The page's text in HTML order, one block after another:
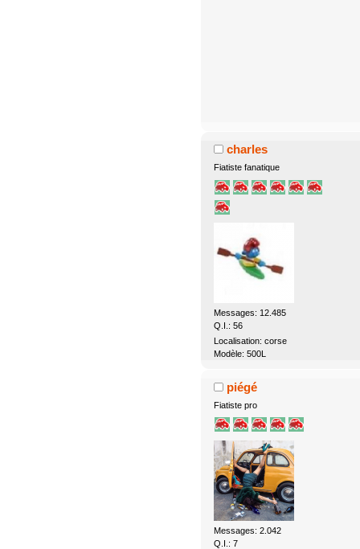
charles
Fiatiste fanatique
Messages: 12.485
Q.I.: 56
Localisation: corse
Modèle: 500L
piégé
Fiatiste pro
Messages: 2.042
Q.I.: 7